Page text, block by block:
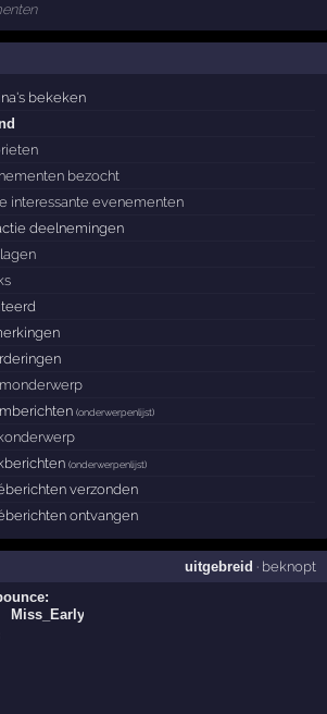
bekeken
bezocht
interessante evenementen
deelnemingen
(onderwerpenlijst)
(onderwerpenlijst)
verzonden
ontvangen
uitgebreid · beknopt
Miss_Early